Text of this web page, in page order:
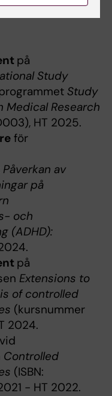
på
Study
Study
Medical Research
HT 2025.
för
Påverkan av
på
och
(ADHD):
på
Extensions to
of controlled
(kursnummer
2024.
Controlled
(ISBN:
- HT 2022.